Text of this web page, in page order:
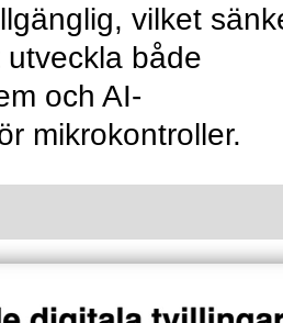
vilket
både
och AI-
mikrokontroller.